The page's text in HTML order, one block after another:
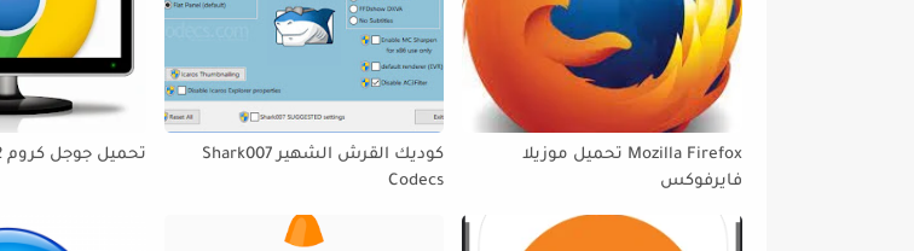
Mozilla Firefox تحميل موزيلا
فايرفوكس
كوديك القرش الشهير Shark007
Codecs
تحميل جوجل كروم 112